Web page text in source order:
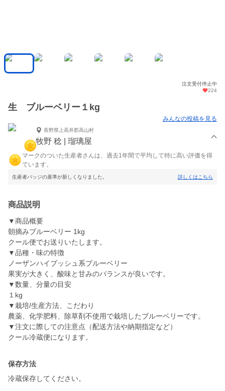
注文受付停止中
224
生 ブルーベリー１kg
みんなの投稿を見る
長野県上高井郡高山村
牧野 稔 | 瑠璃屋
マークのついた生産者さんは、過去1年間で平均して特に高い評価を得
ています。
生産者バッジの基準が新しくなりました。 詳しくはこちら
商品説明
▼商品概要
朝摘みブルーベリー 1kg
クール便でお送りいたします。
▼品種・味の特徴
ノーザンハイブッシュ系ブルーベリー
果実が大きく、酸味と甘みのバランスが良いです。
▼数量、分量の目安
１kg
▼栽培/生産方法、こだわり
農薬、化学肥料、除草剤不使用で栽培したブルーベリーです。
▼注文に際しての注意点（配送方法や納期指定など）
クール冷蔵便になります。
保存方法
冷蔵保存してください。